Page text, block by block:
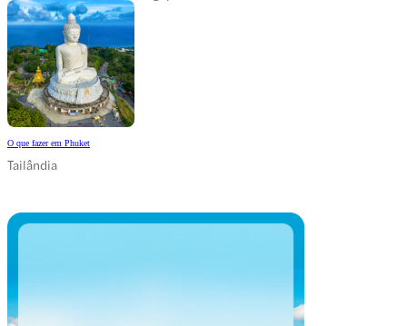
O que fazer em Phuket
Tailândia